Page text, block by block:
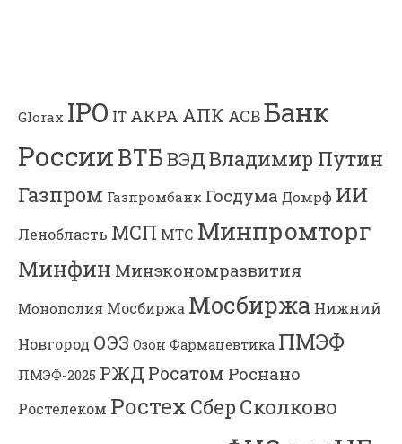
Glorax IPO IT АКРА АПК АСВБанк
РоссииВТБВЭДВладимир Путин
Газпром Газпромбанк Госдума Домрф ИИ
Ленобласть МСП МТС Минпромторг
Минфин Минэкономразвития
Монополия Мосбиржа Мосбиржа Нижний
Новгород ОЭЗ Озон Фармацевтика ПМЭФ
ПМЭФ-2025 РЖД Росатом Роснано
Ростелеком Ростех Сбер Сколково